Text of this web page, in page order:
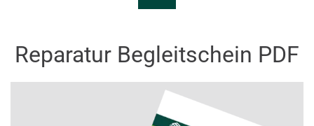
Reparatur Begleitschein PDF